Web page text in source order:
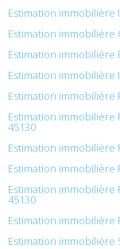
Estimation immobilière
Estimation immobilière
Estimation immobilière
Estimation immobilière
Estimation immobilière
Estimation immobilière
45130
Estimation immobilière
Estimation immobilière
Estimation immobilière
45130
Estimation immobilière
Estimation immobilière